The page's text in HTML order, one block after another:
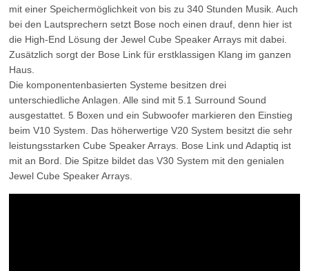
mit einer Speichermöglichkeit von bis zu 340 Stunden Musik. Auch
bei den Lautsprechern setzt Bose noch einen drauf, denn hier ist
die High-End Lösung der Jewel Cube Speaker Arrays mit dabei.
Zusätzlich sorgt der Bose Link für erstklassigen Klang im ganzen
Haus.
Die komponentenbasierten Systeme besitzen drei
unterschiedliche Anlagen. Alle sind mit 5.1 Surround Sound
ausgestattet. 5 Boxen und ein Subwoofer markieren den Einstieg
beim V10 System. Das höherwertige V20 System besitzt die sehr
leistungsstarken Cube Speaker Arrays. Bose Link und Adaptiq ist
mit an Bord. Die Spitze bildet das V30 System mit den genialen
Jewel Cube Speaker Arrays.